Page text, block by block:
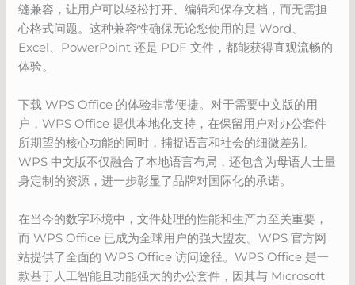
缝兼容，让用户可以轻松打开、编辑和保存文档，而无需担
心格式问题。这种兼容性确保无论您使用的是 Word、
Excel、PowerPoint 还是 PDF 文件，都能获得直观流畅的
体验。
下载 WPS Office 的体验非常便捷。对于需要中文版的用
户，WPS Office 提供本地化支持，在保留用户对办公套件
所期望的核心功能的同时，捕捉语言和社会的细微差别。
WPS 中文版不仅融合了本地语言布局，还包含为母语人士量
身定制的资源，进一步彰显了品牌对国际化的承诺。
在当今的数字环境中，文件处理的性能和生产力至关重要，
而 WPS Office 已成为全球用户的强大盟友。WPS 官方网
站提供了全面的 WPS Office 访问途径。WPS Office 是一
款基于人工智能且功能强大的办公套件，因其与 Microsoft